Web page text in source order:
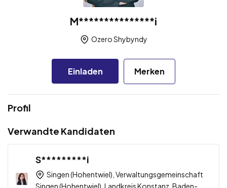
M***************i
Ozero Shybyndy
Einladen Merken
Profil
Verwandte Kandidaten
S*********i
Singen (Hohentwiel), Verwaltungsgemeinschaft
Singen (Hohentwiel), Landkreis Konstanz, Baden-